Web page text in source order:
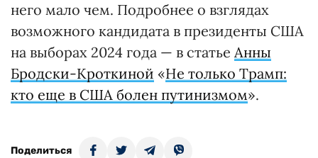
него мало чем. Подробнее о взглядах
возможного кандидата в президенты США
на выборах 2024 года — в статье Анны
Бродски-Кроткиной «Не только Трамп:
кто еще в США болен путинизмом».
Поделиться